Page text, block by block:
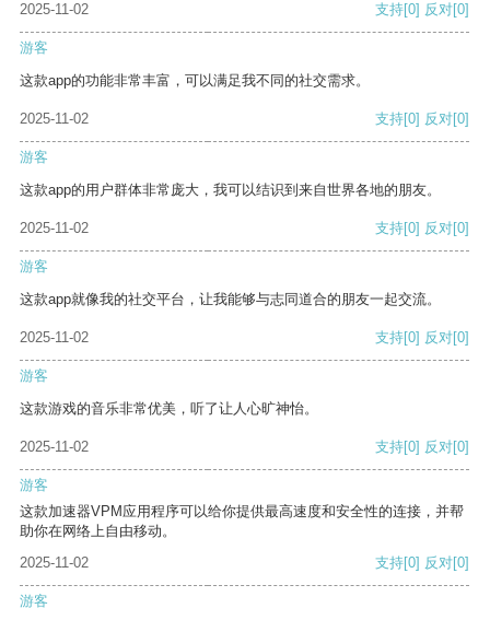
2025-11-02
支持[0] 反对[0]
游客
这款app的功能非常丰富，可以满足我不同的社交需求。
2025-11-02 支持[0] 反对[0]
游客
这款app的用户群体非常庞大，我可以结识到来自世界各地的朋友。
2025-11-02 支持[0] 反对[0]
游客
这款app就像我的社交平台，让我能够与志同道合的朋友一起交流。
2025-11-02 支持[0] 反对[0]
游客
这款游戏的音乐非常优美，听了让人心旷神怡。
2025-11-02 支持[0] 反对[0]
游客
这款加速器VPM应用程序可以给你提供最高速度和安全性的连接，并帮
助你在网络上自由移动。
2025-11-02
支持[0] 反对[0]
游客